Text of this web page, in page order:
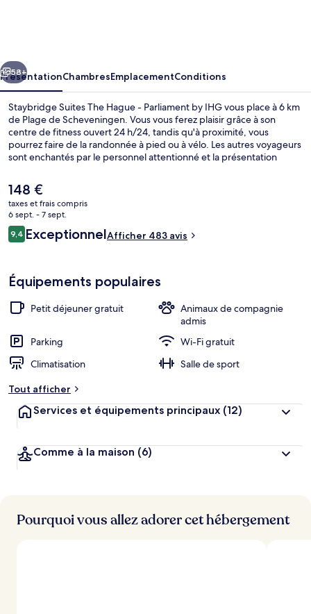
-
Parliament
by
IHG
Suivant
58+
PrésentationChambresEmplacementConditions
Staybridge Suites The Hague - Parliament by IHG vous place à 6 km
de Plage de Scheveningen. Vous vous ferez plaisir grâce à son
centre de fitness ouvert 24 h/24, tandis qu'à proximité, vous
pourrez faire de la randonnée à pied ou à vélo. Les autres voyageurs
sont enchantés par le personnel attentionné et la présentation
Le
prix
actuel
est
de
148 €
taxes et frais compris
6 sept. - 7 sept.
Avis
voyageurs
9,49,4 sur 10
ExceptionnelAfficher 483 avis
Équipements populaires
Petit déjeuner gratuit
Animaux de compagnie
admis
Parking
Wi-Fi gratuit
Climatisation
Salle de sport
Tout afficher
Services et équipements principaux (12)
Comme à la maison (6)
Pourquoi vous allez adorer cet hébergement